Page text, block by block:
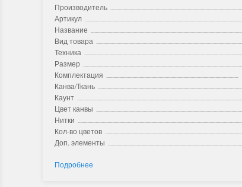
Производитель
Артикул
Название
Вид товара
Техника
Размер
Комплектация
Канва/Ткань
Каунт
Цвет канвы
Нитки
Кол-во цветов
Доп. элементы
Подробнее